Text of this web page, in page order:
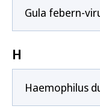
Gula febern-
H
Haemophilus